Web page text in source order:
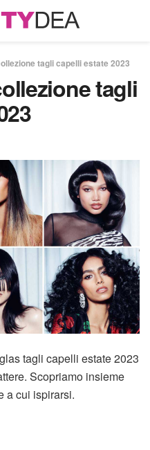
tagli capelli estate 2023
tagli
tagli capelli estate 2023
Scopriamo insieme
a cui ispirarsi.